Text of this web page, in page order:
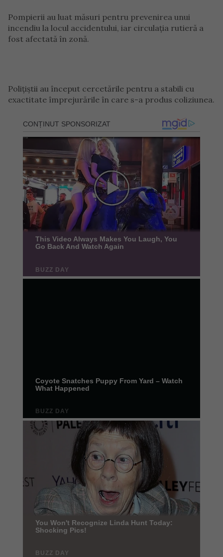
Pompierii au luat măsuri pentru prevenirea unui
incendiu la locul accidentului, iar circulația rutieră a
fost afectată în zonă.
Polițiștii au început cercetările pentru a stabili cu
exactitate împrejurările în care s-a produs coliziunea.